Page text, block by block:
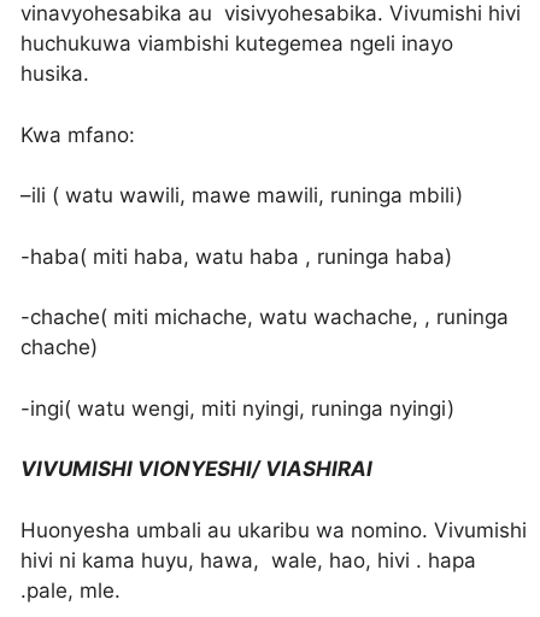
vinavyohesabika au visivyohesabika. Vivumishi hivi
huchukuwa viambishi kutegemea ngeli inayo
husika.
Kwa mfano:
–ili ( watu wawili, mawe mawili, runinga mbili)
-haba( miti haba, watu haba , runinga haba)
-chache( miti michache, watu wachache, , runinga
chache)
-ingi( watu wengi, miti nyingi, runinga nyingi)
VIVUMISHI VIONYESHI/ VIASHIRAI
Huonyesha umbali au ukaribu wa nomino. Vivumishi
hivi ni kama huyu, hawa, wale, hao, hivi . hapa
.pale, mle.